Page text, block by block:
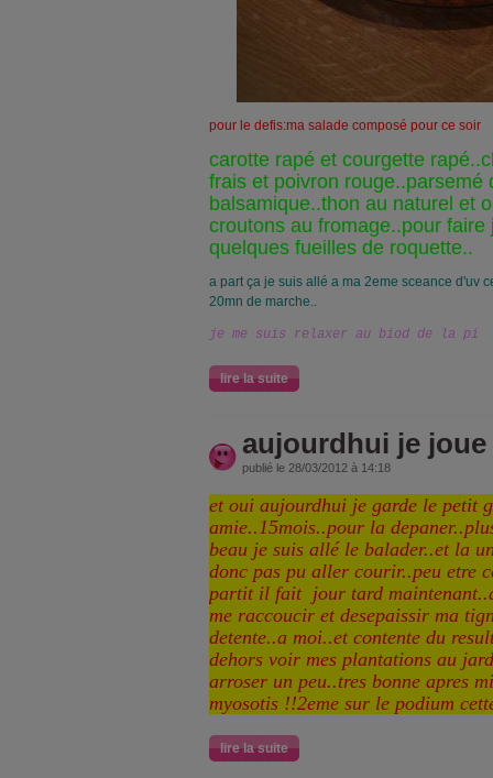
pour le defis:ma salade composé pour ce soir
carotte rapé et courgette
frais et poivron rouge..parsemé
balsamique..thon au naturel et
croutons au fromage..pour faire
quelques fueilles de roquette..
a part ça je suis allé a ma 2eme sceance d'uv
20mn de marche..
je me suis relaxer au biod de la pi
lire la suite
aujourdhui je
publié le 28/03/2012 à 14:18
et oui aujourdhui je garde le petit
amie..15mois..pour la
beau je suis allé le balader..et la
donc pas pu aller courir..peu etre
partit il fait jour tard
me raccoucir et desepaissir ma
detente..a moi..et contente du
dehors voir mes plantations au
arroser un peu..tres bonne apres
myosotis !!2eme sur le podium
lire la suite